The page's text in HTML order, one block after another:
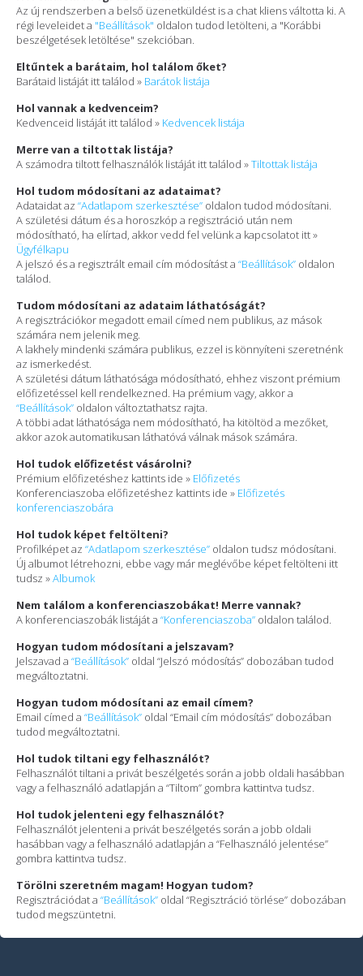
Az új rendszerben a belső üzenetküldést is a chat kliens váltotta ki. A
régi leveleidet a "Beállítások" oldalon tudod letölteni, a "Korábbi
beszélgetések letöltése" szekcióban.
Eltűntek a barátaim, hol találom őket?
Barátaid listáját itt találod » Barátok listája
Hol vannak a kedvenceim?
Kedvenceid listáját itt találod » Kedvencek listája
Merre van a tiltottak listája?
A számodra tiltott felhasználók listáját itt találod »Tiltottak listája
Hol tudom módosítani az adataimat?
Adataidat az “Adatlapom szerkesztése” oldalon tudod módosítani.
A születési dátum és a horoszkóp a regisztráció után nem
módosítható, ha elírtad, akkor vedd fel velünk a kapcsolatot itt »
Ügyfélkapu
A jelszó és a regisztrált email cím módosítást a “Beállítások” oldalon
találod.
Tudom módosítani az adataim láthatóságát?
A regisztrációkor megadott email címed nem publikus, az mások
számára nem jelenik meg.
A lakhely mindenki számára publikus, ezzel is könnyíteni szeretnénk
az ismerkedést.
A születési dátum láthatósága módosítható, ehhez viszont prémium
előfizetéssel kell rendelkezned. Ha prémium vagy, akkor a
“Beállítások” oldalon változtathatsz rajta.
A többi adat láthatósága nem módosítható, ha kitöltöd a mezőket,
akkor azok automatikusan láthatóvá válnak mások számára.
Hol tudok előfizetést vásárolni?
Prémium előfizetéshez kattints ide » Előfizetés
Konferenciaszoba előfizetéshez kattints ide » Előfizetés
konferenciaszobára
Hol tudok képet feltölteni?
Profilképet az “Adatlapom szerkesztése” oldalon tudsz módosítani.
Új albumot létrehozni, ebbe vagy már meglévőbe képet feltölteni itt
tudsz »Albumok
Nem találom a konferenciaszobákat! Merre vannak?
A konferenciaszobák listáját a “Konferenciaszoba” oldalon találod.
Hogyan tudom módosítani a jelszavam?
Jelszavad a “Beállítások” oldal “Jelszó módosítás” dobozában tudod
megváltoztatni.
Hogyan tudom módosítani az email címem?
Email címed a “Beállítások” oldal “Email cím módosítás” dobozában
tudod megváltoztatni.
Hol tudok tiltani egy felhasználót?
Felhasználót tiltani a privát beszélgetés során a jobb oldali hasábban
vagy a felhasználó adatlapján a “Tiltom” gombra kattintva tudsz.
Hol tudok jelenteni egy felhasználót?
Felhasználót jelenteni a privát beszélgetés során a jobb oldali
hasábban vagy a felhasználó adatlapján a “Felhasználó jelentése”
gombra kattintva tudsz.
Törölni szeretném magam! Hogyan tudom?
Regisztrációdat a “Beállítások” oldal “Regisztráció törlése” dobozában
tudod megszüntetni.